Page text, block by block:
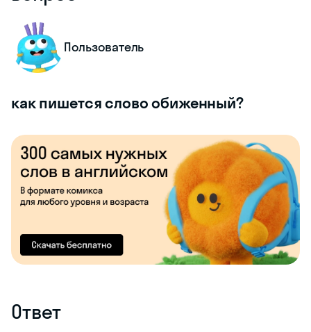
Пользователь
как пишется слово обиженный?
Ответ